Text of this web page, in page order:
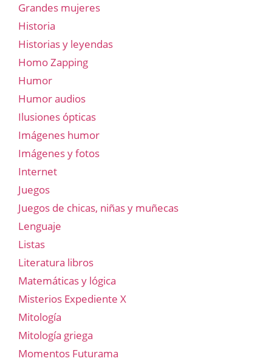
Grandes mujeres
Historia
Historias y leyendas
Homo Zapping
Humor
Humor audios
Ilusiones ópticas
Imágenes humor
Imágenes y fotos
Internet
Juegos
Juegos de chicas, niñas y muñecas
Lenguaje
Listas
Literatura libros
Matemáticas y lógica
Misterios Expediente X
Mitología
Mitología griega
Momentos Futurama